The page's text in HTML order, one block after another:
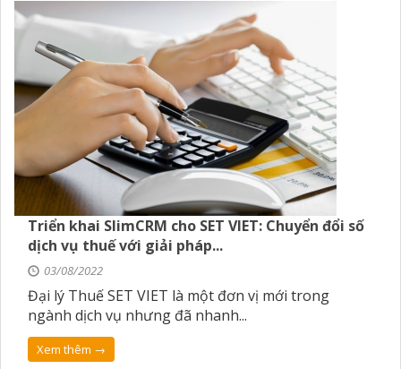
Triển khai SlimCRM cho SET VIET: Chuyển đổi số
dịch vụ thuế với giải pháp...
03/08/2022
Đại lý Thuế SET VIET là một đơn vị mới trong
ngành dịch vụ nhưng đã nhanh...
Xem thêm →